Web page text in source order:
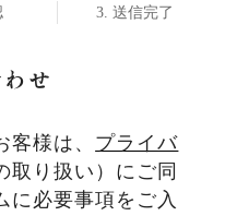
送信完了
せ
様は、 プライバ
取り扱い）にご同
に必要事項をご入